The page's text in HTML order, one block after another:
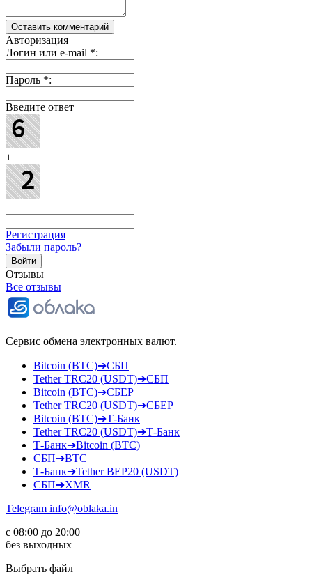
Авторизация
Логин или e-mail *:
Пароль *:
Введите ответ
+
=
Регистрация
Забыли пароль?
Отзывы
Все отзывы
Сервис обмена электронных валют.
Bitcoin (BTC)➔СБП
Tether TRC20 (USDT)➔СБП
Bitcoin (BTC)➔СБЕР
Tether TRC20 (USDT)➔СБЕР
Bitcoin (BTC)➔Т-Банк
Tether TRC20 (USDT)➔Т-Банк
Т-Банк➔Bitcoin (BTC)
СБП➔BTC
Т-Банк➔Tether BEP20 (USDT)
СБП➔XMR
Telegram info@oblaka.in
с 08:00 до 20:00
без выходных
Выбрать файл